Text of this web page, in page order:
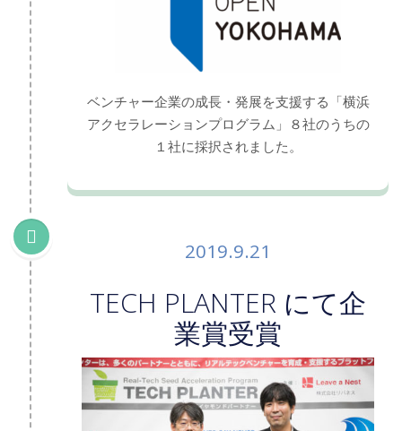
ベンチャー企業の成長・発展を支援する「横浜
アクセラレーションプログラム」８社のうちの
１社に採択されました。
2019.9.21
TECH PLANTER にて企
業賞受賞